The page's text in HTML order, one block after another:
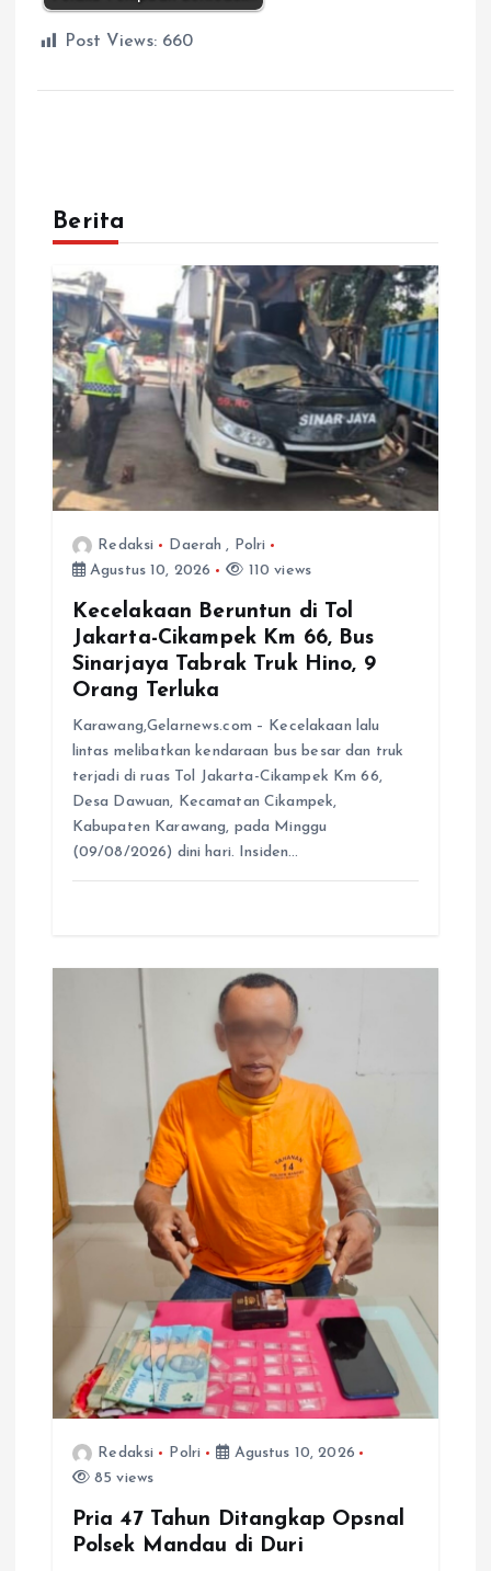
Post Views: 660
Berita
Redaksi Daerah , Polri
Agustus 10, 2026
110 views
Kecelakaan Beruntun di Tol
Jakarta-Cikampek Km 66, Bus
Sinarjaya Tabrak Truk Hino, 9
Orang Terluka
Karawang,Gelarnews.com – Kecelakaan lalu
lintas melibatkan kendaraan bus besar dan truk
terjadi di ruas Tol Jakarta-Cikampek Km 66,
Desa Dawuan, Kecamatan Cikampek,
Kabupaten Karawang, pada Minggu
(09/08/2026) dini hari. Insiden…
Redaksi Polri
Agustus 10, 2026
85 views
Pria 47 Tahun Ditangkap Opsnal
Polsek Mandau di Duri